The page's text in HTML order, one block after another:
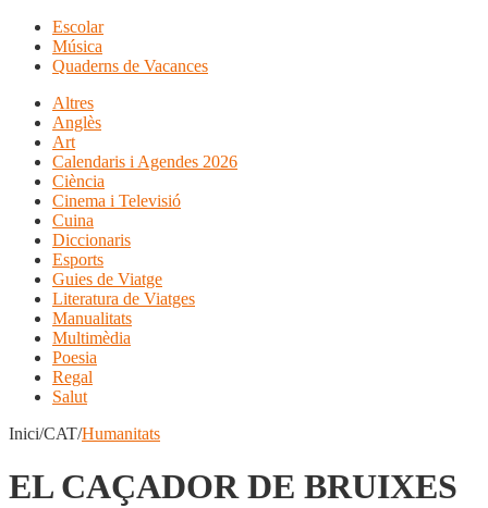
Escolar
Música
Quaderns de Vacances
Altres
Anglès
Art
Calendaris i Agendes 2026
Ciència
Cinema i Televisió
Cuina
Diccionaris
Esports
Guies de Viatge
Literatura de Viatges
Manualitats
Multimèdia
Poesia
Regal
Salut
Inici/CAT/Humanitats
EL CAÇADOR DE BRUIXES